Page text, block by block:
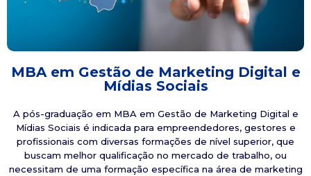
MBA em Gestão de Marketing Digital e
Mídias Sociais
A pós-graduação em MBA em Gestão de Marketing Digital e
Mídias Sociais é indicada para empreendedores, gestores e
profissionais com diversas formações de nível superior, que
buscam melhor qualificação no mercado de trabalho, ou
necessitam de uma formação específica na área de marketing